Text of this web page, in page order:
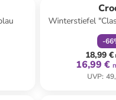
Winterstiefel
-66
18,99 €
16,99 €
UVP: